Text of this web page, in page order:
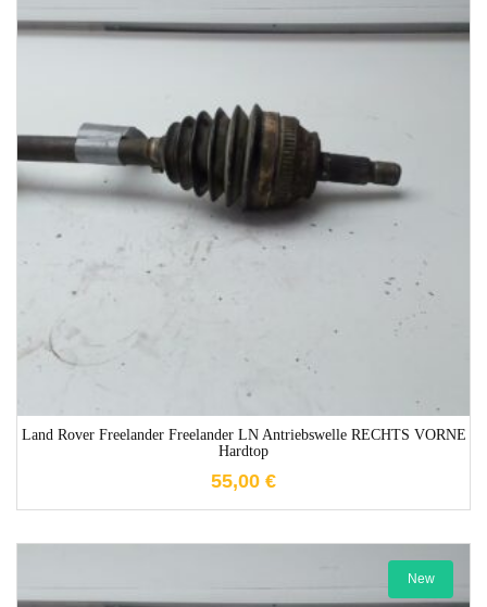
Land Rover Freelander Freelander LN Antriebswelle RECHTS VORNE
Hardtop
55,00 €
1-3 Werktage
New